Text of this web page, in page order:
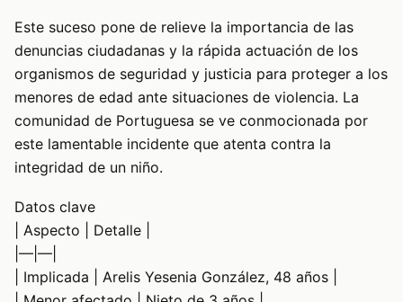
Este suceso pone de relieve la importancia de las
denuncias ciudadanas y la rápida actuación de los
organismos de seguridad y justicia para proteger a los
menores de edad ante situaciones de violencia. La
comunidad de Portuguesa se ve conmocionada por
este lamentable incidente que atenta contra la
integridad de un niño.
Datos clave
| Aspecto | Detalle |
|—|—|
| Implicada | Arelis Yesenia González, 48 años |